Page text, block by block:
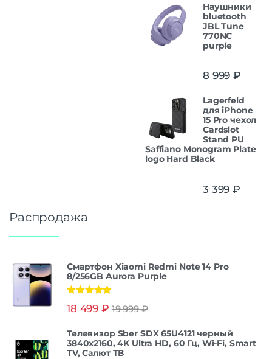
Наушники
bluetooth
JBL Tune
770NC
purple
8 999 ₽
Lagerfeld
для iPhone
15 Pro чехол
Cardslot
Stand PU
Saffiano Monogram Plate
logo Hard Black
3 399 ₽
Распродажа
Смартфон Xiaomi Redmi Note 14 Pro
8/256GB Aurora Purple
из 5
18 499 ₽ 19 999₽
Телевизор Sber SDX 65U4121 черный
3840x2160, 4K Ultra HD, 60 Гц, Wi-Fi, Smart
TV, Салют ТВ